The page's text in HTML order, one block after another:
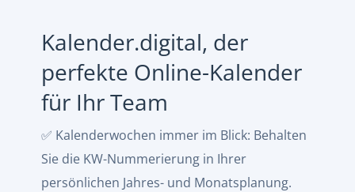
Kalender.digital, der
perfekte Online-Kalender
für Ihr Team
✅ Kalenderwochen immer im Blick: Behalten
Sie die KW-Nummerierung in Ihrer
persönlichen Jahres- und Monatsplanung.